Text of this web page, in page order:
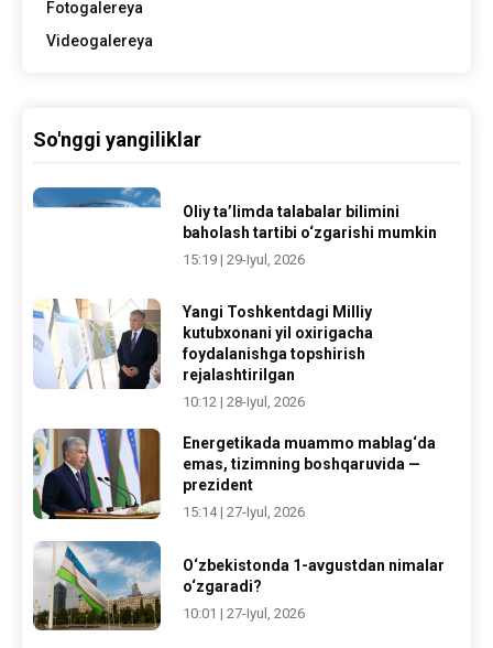
Fotogalereya
Videogalereya
So'nggi yangiliklar
Oliy ta’limda talabalar bilimini
baholash tartibi o‘zgarishi mumkin
15:19 | 29-Iyul, 2026
Yangi Toshkentdagi Milliy
kutubxonani yil oxirigacha
foydalanishga topshirish
rejalashtirilgan
10:12 | 28-Iyul, 2026
Energetikada muammo mablag‘da
emas, tizimning boshqaruvida —
prezident
15:14 | 27-Iyul, 2026
O‘zbekistonda 1-avgustdan nimalar
o‘zgaradi?
10:01 | 27-Iyul, 2026